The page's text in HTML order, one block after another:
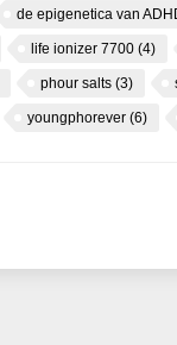
de epigenetica van
life ionizer 7700 (4)
phour salts (3)
youngphorever (6)